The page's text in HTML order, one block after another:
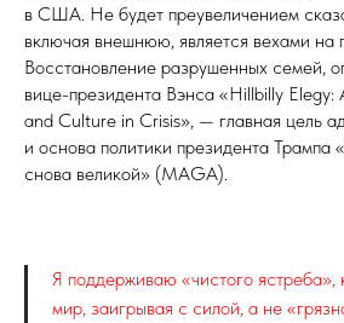
в США. Не будет преувеличением
включая внешнюю, является вехами на
Восстановление разрушенных семей,
вице-президента Вэнса «Hillbilly
and Culture in Crisis», — главная цель
и основа политики президента
снова великой» (MAGA).
Я поддерживаю «чистого ястреба»,
мир, заигрывая с силой, а не